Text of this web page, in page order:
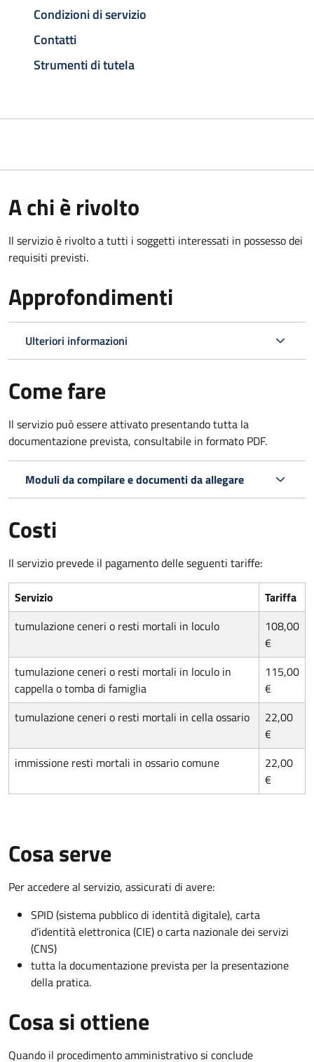
Condizioni di servizio
Contatti
Strumenti di tutela
A chi è rivolto
Il servizio è rivolto a tutti i soggetti interessati in possesso dei
requisiti previsti.
Approfondimenti
Ulteriori informazioni
Come fare
Il servizio può essere attivato presentando tutta la
documentazione prevista, consultabile in formato PDF.
Moduli da compilare e documenti da allegare
Costi
Il servizio prevede il pagamento delle seguenti tariffe:
Servizio
Tariffa
tumulazione ceneri o resti mortali in loculo
108,00
€
tumulazione ceneri o resti mortali in loculo in
cappella o tomba di famiglia
115,00
€
tumulazione ceneri o resti mortali in cella ossario
22,00
€
immissione resti mortali in ossario comune
22,00
€
Cosa serve
Per accedere al servizio, assicurati di avere:
SPID (sistema pubblico di identità digitale), carta
d’identità elettronica (CIE) o carta nazionale dei servizi
(CNS)
tutta la documentazione prevista per la presentazione
della pratica.
Cosa si ottiene
Quando il procedimento amministrativo si conclude